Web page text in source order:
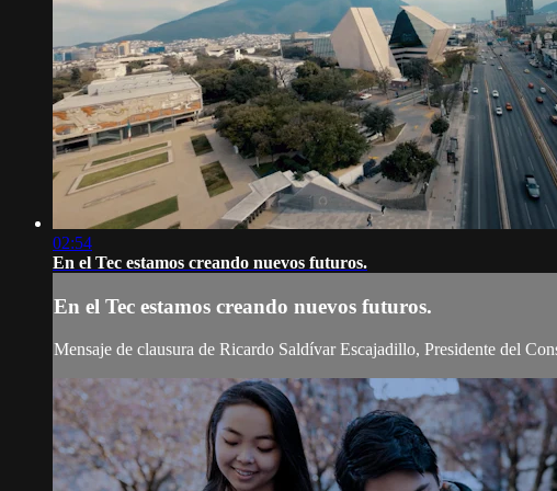
02:54
En el Tec estamos creando nuevos futuros.
En el Tec estamos creando nuevos futuros.
Mensaje de clausura de Ricardo Saldívar Escajadillo, Presidente del